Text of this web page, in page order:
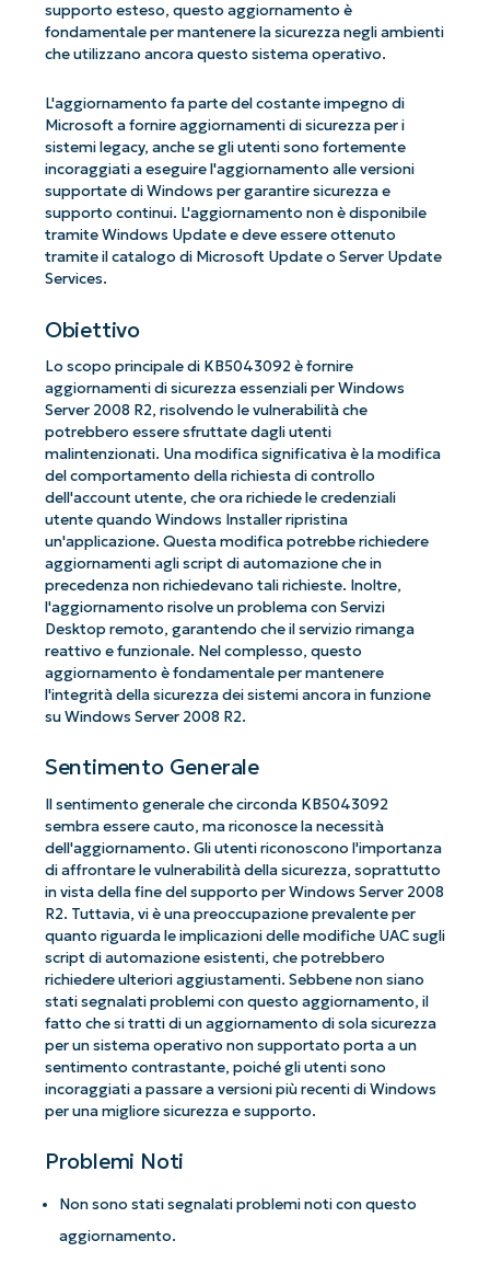
supporto esteso, questo aggiornamento è
fondamentale per mantenere la sicurezza negli ambienti
che utilizzano ancora questo sistema operativo.
L'aggiornamento fa parte del costante impegno di
Microsoft a fornire aggiornamenti di sicurezza per i
sistemi legacy, anche se gli utenti sono fortemente
incoraggiati a eseguire l'aggiornamento alle versioni
supportate di Windows per garantire sicurezza e
supporto continui. L'aggiornamento non è disponibile
tramite Windows Update e deve essere ottenuto
tramite il catalogo di Microsoft Update o Server Update
Services.
Obiettivo
Lo scopo principale di KB5043092 è fornire
aggiornamenti di sicurezza essenziali per Windows
Server 2008 R2, risolvendo le vulnerabilità che
potrebbero essere sfruttate dagli utenti
malintenzionati. Una modifica significativa è la modifica
del comportamento della richiesta di controllo
dell'account utente, che ora richiede le credenziali
utente quando Windows Installer ripristina
un'applicazione. Questa modifica potrebbe richiedere
aggiornamenti agli script di automazione che in
precedenza non richiedevano tali richieste. Inoltre,
l'aggiornamento risolve un problema con Servizi
Desktop remoto, garantendo che il servizio rimanga
reattivo e funzionale. Nel complesso, questo
aggiornamento è fondamentale per mantenere
l'integrità della sicurezza dei sistemi ancora in funzione
su Windows Server 2008 R2.
Sentimento Generale
Il sentimento generale che circonda KB5043092
sembra essere cauto, ma riconosce la necessità
dell'aggiornamento. Gli utenti riconoscono l'importanza
di affrontare le vulnerabilità della sicurezza, soprattutto
in vista della fine del supporto per Windows Server 2008
R2. Tuttavia, vi è una preoccupazione prevalente per
quanto riguarda le implicazioni delle modifiche UAC sugli
script di automazione esistenti, che potrebbero
richiedere ulteriori aggiustamenti. Sebbene non siano
stati segnalati problemi con questo aggiornamento, il
fatto che si tratti di un aggiornamento di sola sicurezza
per un sistema operativo non supportato porta a un
sentimento contrastante, poiché gli utenti sono
incoraggiati a passare a versioni più recenti di Windows
per una migliore sicurezza e supporto.
Problemi Noti
Non sono stati segnalati problemi noti con questo
aggiornamento.